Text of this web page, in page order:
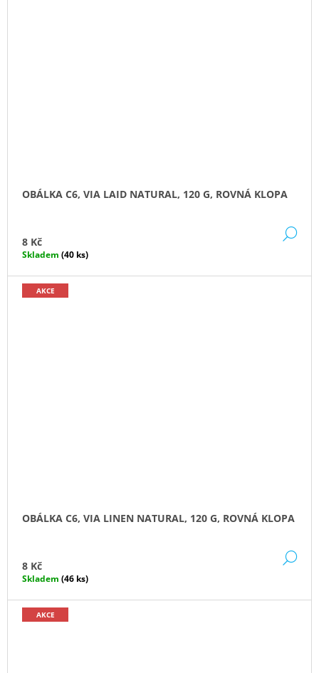
OBÁLKA C6, VIA LAID NATURAL, 120 G, ROVNÁ KLOPA
8 Kč
Skladem (40 ks)
AKCE
OBÁLKA C6, VIA LINEN NATURAL, 120 G, ROVNÁ KLOPA
8 Kč
Skladem (46 ks)
AKCE